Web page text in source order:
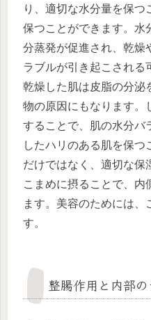
り、適切な水分量を保つ
保つことができます。水
分蒸発が促進され、乾燥
ラブルが引き起こされる
乾燥した肌は皮脂の分泌
物の原因にもなります。
することで、肌の水分バ
したハリのある肌を保つ
だけではなく、適切な保
こまめに摂ることで、内
ます。美容のためには
す。
整腸作用と内部